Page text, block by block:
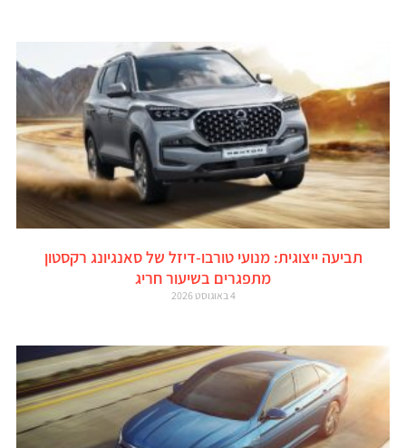
תביעה ייצוגית: מנועי טורבו-דיזל של סאנגיונג רקסטון
מתפגרים בשיעור חריג
4 באוגוסט 2026